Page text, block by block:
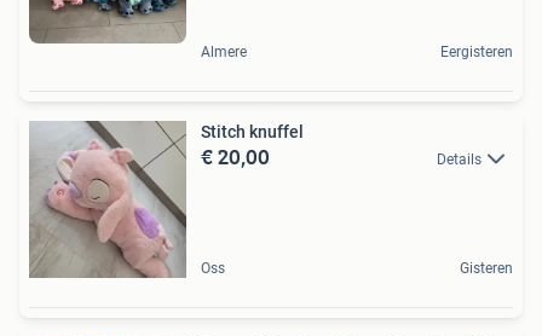
Almere Eergisteren
Stitch knuffel
€ 20,00 Details
Oss Gisteren